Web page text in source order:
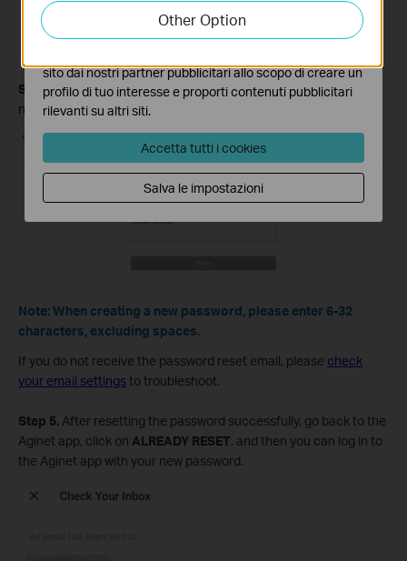
Step 4.ClickReset Passwordand then enter and confirm your
new password on the pop-up page.
Note: When creating a new password, please enter 6-32
characters, excluding spaces.
If you do not receive the password reset email, please check
your email settingsto troubleshoot.
Step 5. After resetting the password successfully, go back to the
Aginet app, click on ALREADY RESET, and then you can log in to
the Aginet app with your new password.
Other Option
attività sul nostro sito allo scopo di migliorarne le
funzionalità.
sito dai nostri partner pubblicitari allo scopo di creare un
profilo di tuo interesse e proporti contenuti pubblicitari
rilevanti su altri siti.
Accetta tutti i cookies
Salva le impostazioni